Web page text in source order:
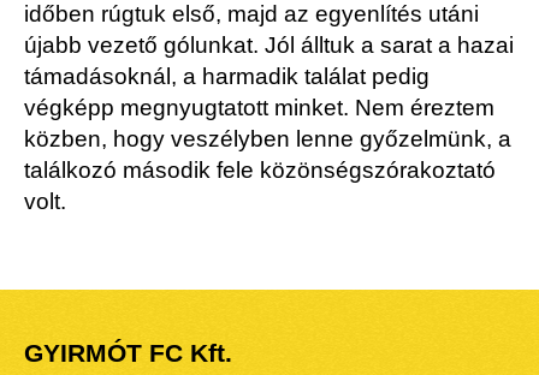
időben rúgtuk első, majd az egyenlítés utáni
újabb vezető gólunkat. Jól álltuk a sarat a hazai
támadásoknál, a harmadik találat pedig
végképp megnyugtatott minket. Nem éreztem
közben, hogy veszélyben lenne győzelmünk, a
találkozó második fele közönségszórakoztató
volt.
GYIRMÓT FC Kft.